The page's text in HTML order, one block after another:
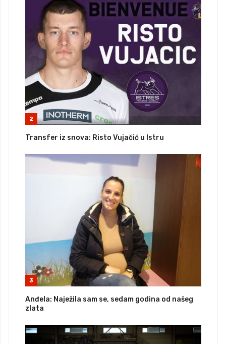
2
Transfer iz snova: Risto Vujačić u Istru
3
Anđela: Naježila sam se, sedam godina od našeg
zlata